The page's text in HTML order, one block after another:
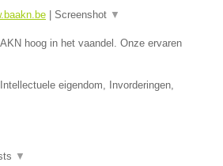
Screenshot ▼
hoog in het vaandel. Onze ervaren
eigendom, Invorderingen,
▼